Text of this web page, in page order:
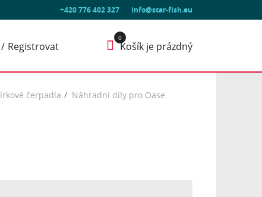
+420 776 402 327 info@star-fish.eu
Registrovat Košík je prázdný
čerpadla
Náhradní díly pro Oase